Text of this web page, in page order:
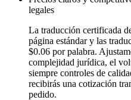
legales
La traducción certificada
página estándar y las
$0.06 por palabra.
complejidad jurídica, el
siempre controles de
recibirás una cotización
pedido.